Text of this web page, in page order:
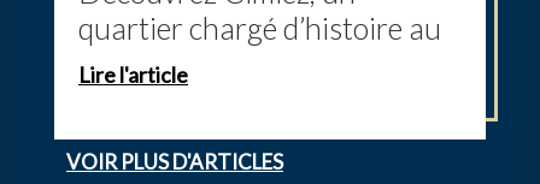
quartier chargé d’histoire au
cœur de Nice
Lire l'article
VOIR PLUS D'ARTICLES